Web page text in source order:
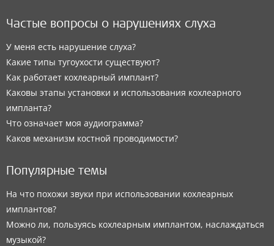
Частые вопросы о нарушениях слуха
У меня есть нарушение слуха?
Какие типы тугоухости существуют?
Как работает кохлеарный имплант?
Каковы этапы установки и использования кохлеарного
импланта?
Что означает моя аудиограмма?
Каков механизм костной проводимости?
Популярные темы
На что похожи звуки при использовании кохлеарных
имплантов?
Можно ли, пользуясь кохлеарным имплантом, наслаждаться
музыкой?